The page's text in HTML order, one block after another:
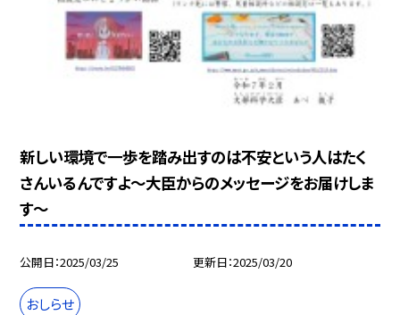
新しい環境で一歩を踏み出すのは不安という人はたく
さんいるんですよ～大臣からのメッセージをお届けしま
す～
公開日 2025/03/25 更新日 2025/03/20
おしらせ